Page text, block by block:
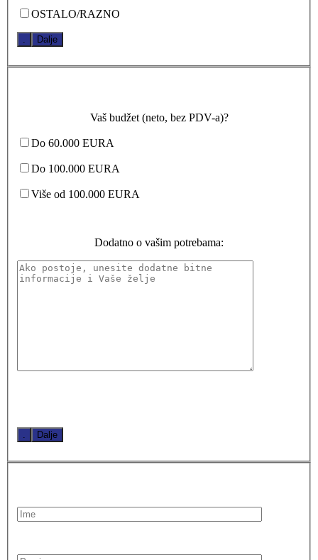
OSTALO/RAZNO
. Dalje
Vaš budžet (neto, bez PDV-a)?
Do 60.000 EURA
Do 100.000 EURA
Više od 100.000 EURA
Dodatno o vašim potrebama:
Dalje